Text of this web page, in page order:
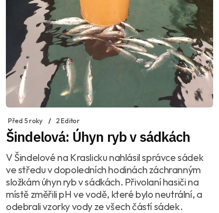
Před 5 roky 2 Editor
Šindelová: Úhyn ryb v sádkách
V Šindelové na Kraslicku nahlásil správce sádek
ve středu v dopoledních hodinách záchranným
složkám úhyn ryb v sádkách. Přivolaní hasiči na
místě změřili pH ve vodě, které bylo neutrální, a
odebrali vzorky vody ze všech částí sádek.